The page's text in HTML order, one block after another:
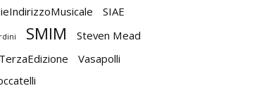
SIAE
SMIM
Steven Mead
TerzaEdizione
Vasapolli